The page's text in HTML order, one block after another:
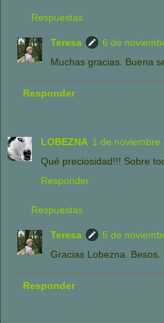
Respuestas
Teresa
6 de
Muchas gracias. Buena
Responder
LOBEZNA 1 de noviembre
Qué preciosidad!!! Sobre
Responder
Respuestas
Teresa
5 de
Gracias Lobezna. Besos.
Responder